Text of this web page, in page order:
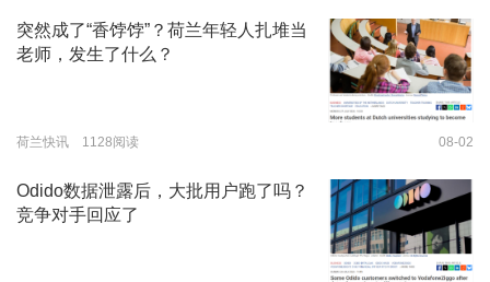
突然成了“香饽饽”？荷兰年轻人扎堆当
老师，发生了什么？
荷兰快讯 1128阅读 08-02
Odido数据泄露后，大批用户跑了吗？
竞争对手回应了